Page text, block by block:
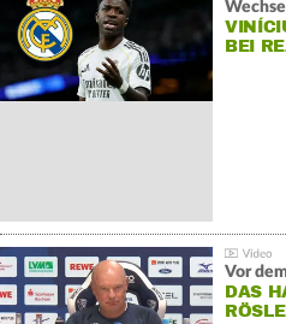
BEI
Vor
DAS